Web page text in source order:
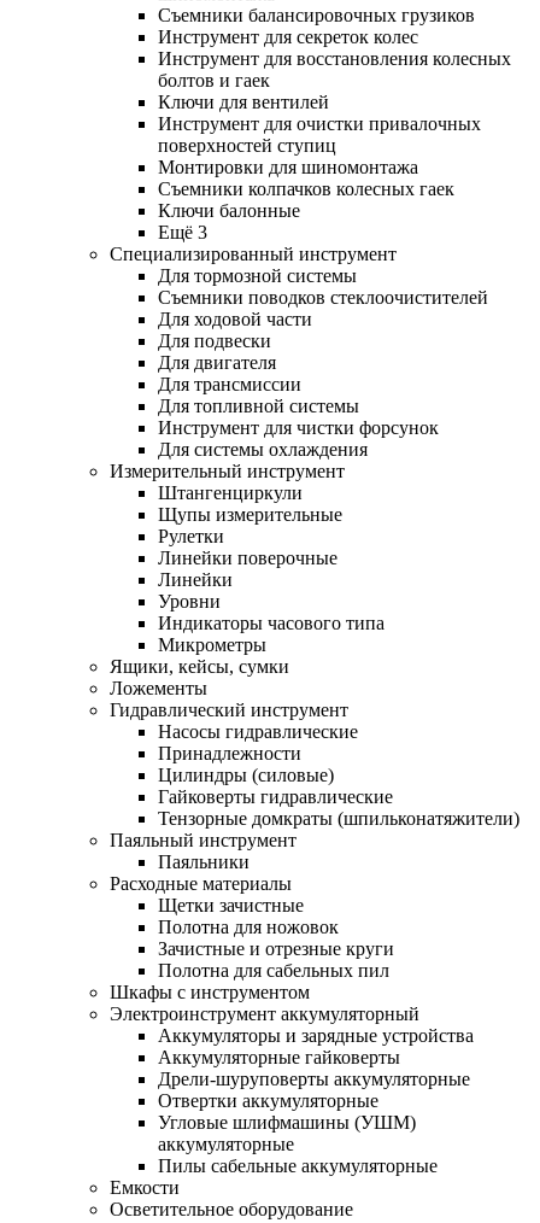
Съемники балансировочных грузиков
Инструмент для секреток колес
Инструмент для восстановления колесных
болтов и гаек
Ключи для вентилей
Инструмент для очистки привалочных
поверхностей ступиц
Монтировки для шиномонтажа
Съемники колпачков колесных гаек
Ключи балонные
Ещё 3
Специализированный инструмент
Для тормозной системы
Съемники поводков стеклоочистителей
Для ходовой части
Для подвески
Для двигателя
Для трансмиссии
Для топливной системы
Инструмент для чистки форсунок
Для системы охлаждения
Измерительный инструмент
Штангенциркули
Щупы измерительные
Рулетки
Линейки поверочные
Линейки
Уровни
Индикаторы часового типа
Микрометры
Ящики, кейсы, сумки
Ложементы
Гидравлический инструмент
Насосы гидравлические
Принадлежности
Цилиндры (силовые)
Гайковерты гидравлические
Тензорные домкраты (шпильконатяжители)
Паяльный инструмент
Паяльники
Расходные материалы
Щетки зачистные
Полотна для ножовок
Зачистные и отрезные круги
Полотна для сабельных пил
Шкафы с инструментом
Электроинструмент аккумуляторный
Аккумуляторы и зарядные устройства
Аккумуляторные гайковерты
Дрели-шуруповерты аккумуляторные
Отвертки аккумуляторные
Угловые шлифмашины (УШМ)
аккумуляторные
Пилы сабельные аккумуляторные
Емкости
Осветительное оборудование